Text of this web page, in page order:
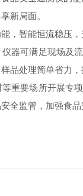
新局面。
智能恒流稳压，
器可满足现场及
品处理简单省力
要场所开展专项
全监管，加强食